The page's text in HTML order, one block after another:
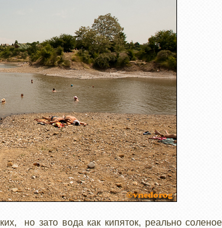
но зато вода как кипяток, реально